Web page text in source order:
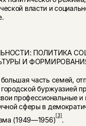
власти и
ПОЛИТИКА
И
часть семей,
буржуазией
профессиональные
сферы в
(1949—1956)
[3]
.